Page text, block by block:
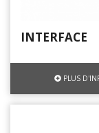
INTERFACE
PLUS